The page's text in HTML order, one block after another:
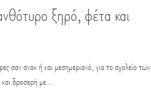
ξηρό, φέτα και
σαν σνακ ή και μεσημεριανό, για το σχολείο των
δροσερή με...